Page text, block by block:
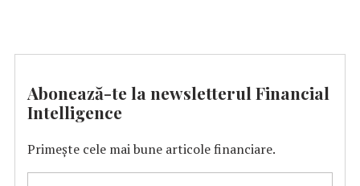
Abonează-te la newsletterul Financial
Intelligence
Primește cele mai bune articole financiare.